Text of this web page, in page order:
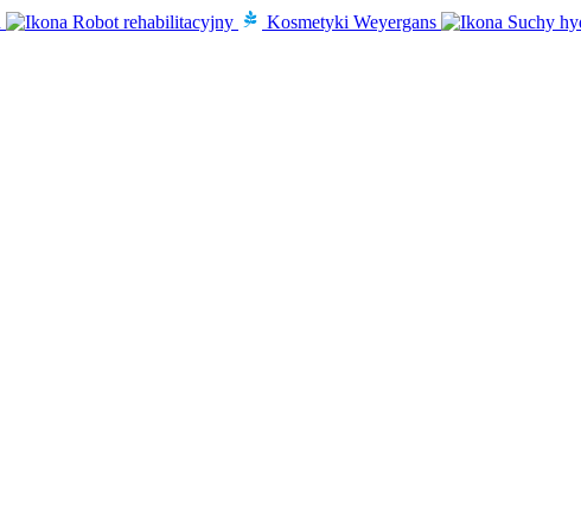
Robot rehabilitacyjny Kosmetyki Weyergans Suchy